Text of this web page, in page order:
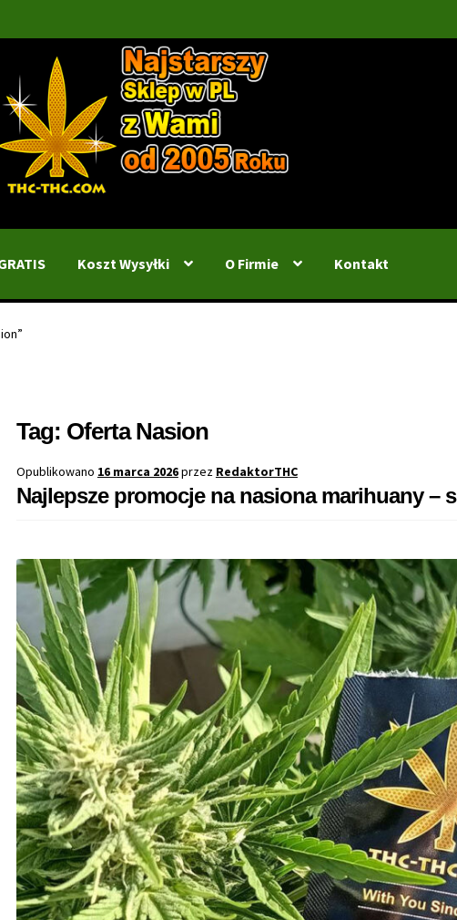
Koszt Wysyłki O Firmie Kontakt
Tag: Oferta Nasion
Opublikowano 16 marca 2026przez RedaktorTHC
Najlepsze promocje na nasiona marihuany –